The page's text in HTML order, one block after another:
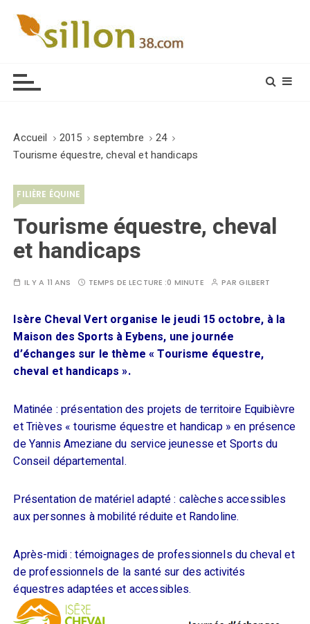
Accueil 2015 septembre
24
Tourisme équestre, cheval et handicaps
FILIÈRE ÉQUINE
Tourisme équestre, cheval
et handicaps
IL Y A 11 ANS TEMPS DE LECTURE :0 MINUTE PARGILBERT
Isère Cheval Vert organise le jeudi 15 octobre, à la
Maison des Sports à Eybens, une journée
d’échanges sur le thème « Tourisme équestre,
cheval et handicaps ».
Matinée : présentation des projets de territoire Equibièvre
et Trièves « tourisme équestre et handicap » en présence
de Yannis Ameziane du service jeunesse et Sports du
Conseil départemental.
Présentation de matériel adapté : calèches accessibles
aux personnes à mobilité réduite et Randoline.
Après-midi : témoignages de professionnels du cheval et
de professionnels de la santé sur des activités
équestres adaptées et accessibles.